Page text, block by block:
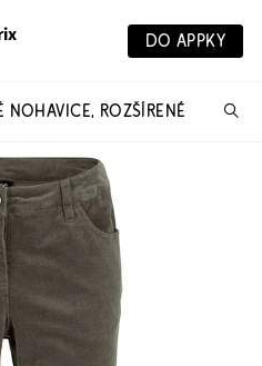
DO APPKY
NOHAVICE, ROZŠÍRENÉ